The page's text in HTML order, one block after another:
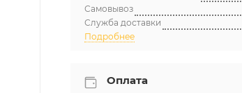
Самовывоз
Служба доставки
Подробнее
Оплата